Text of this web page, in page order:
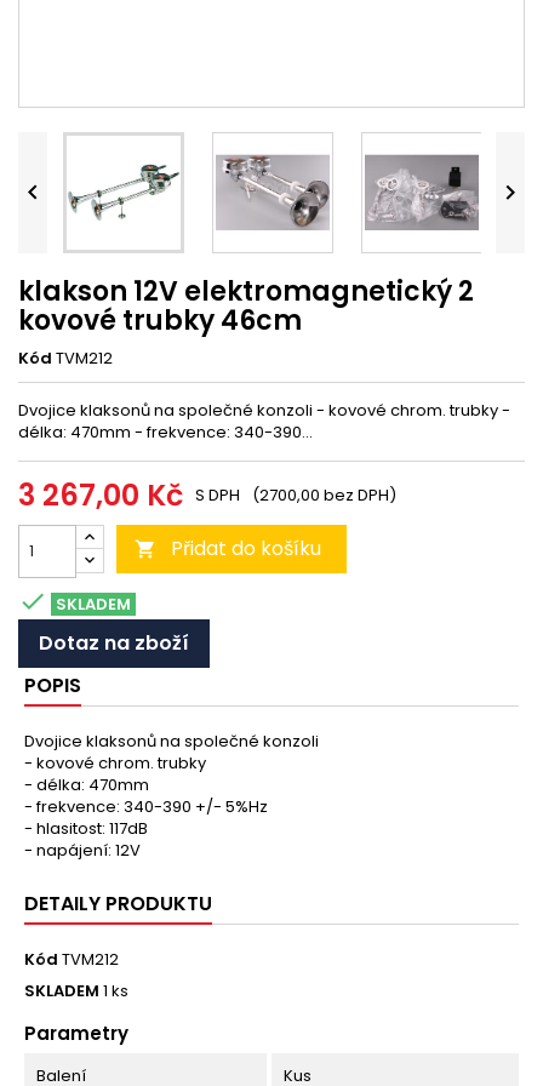
 
klakson 12V elektromagnetický 2
kovové trubky 46cm
Kód TVM212
Dvojice klaksonů na společné konzoli - kovové chrom. trubky -
délka: 470mm - frekvence: 340-390...
3 267,00 Kč S DPH (2700,00 bez DPH)
 Přidat do košíku
 SKLADEM
Dotaz na zboží
POPIS
Dvojice klaksonů na společné konzoli
- kovové chrom. trubky
- délka: 470mm
- frekvence: 340-390 +/- 5%Hz
- hlasitost: 117dB
- napájení: 12V
DETAILY PRODUKTU
Kód TVM212
SKLADEM 1 ks
Parametry
Balení Kus